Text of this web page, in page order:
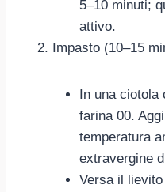
5–10 minuti;
attivo.
Impasto (10–15
In una ciotola
farina 00.
temperatura
extravergine
Versa il